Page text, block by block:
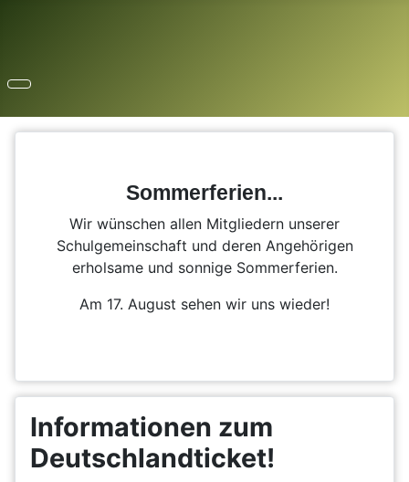
Sommerferien...
Wir wünschen allen Mitgliedern unserer
Schulgemeinschaft und deren Angehörigen
erholsame und sonnige Sommerferien.
Am 17. August sehen wir uns wieder!
Informationen zum
Deutschlandticket!